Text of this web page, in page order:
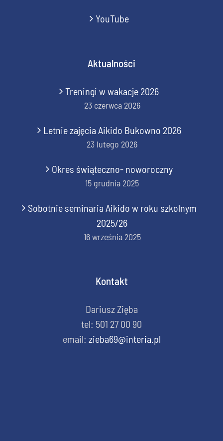
YouTube
Aktualności
Treningi w wakacje 2026
23 czerwca 2026
Letnie zajęcia Aikido Bukowno 2026
23 lutego 2026
Okres świąteczno- noworoczny
15 grudnia 2025
Sobotnie seminaria Aikido w roku szkolnym
2025/26
16 września 2025
Kontakt
Dariusz Zięba
tel: 501 27 00 90
email: zieba69@interia.pl